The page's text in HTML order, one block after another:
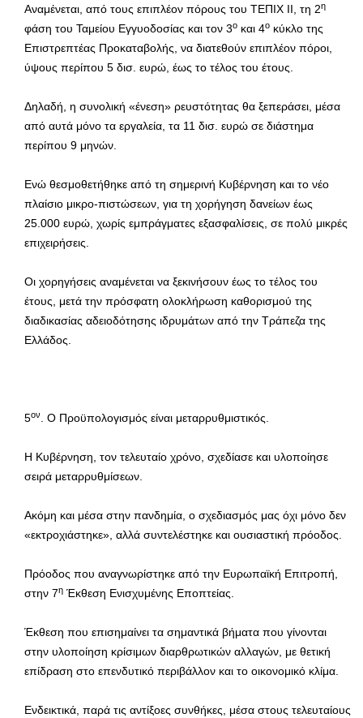
Αναμένεται, από τους επιπλέον πόρους του ΤΕΠΙΧ ΙΙ, τη 2η
φάση του Ταμείου Εγγυοδοσίας και τον 3ο και 4ο κύκλο της
Επιστρεπτέας Προκαταβολής, να διατεθούν επιπλέον πόροι,
ύψους περίπου 5 δισ. ευρώ, έως το τέλος του έτους.
Δηλαδή, η συνολική «ένεση» ρευστότητας θα ξεπεράσει, μέσα
από αυτά μόνο τα εργαλεία, τα 11 δισ. ευρώ σε διάστημα
περίπου 9 μηνών.
Ενώ θεσμοθετήθηκε από τη σημερινή Κυβέρνηση και το νέο
πλαίσιο μικρο-πιστώσεων, για τη χορήγηση δανείων έως
25.000 ευρώ, χωρίς εμπράγματες εξασφαλίσεις, σε πολύ μικρές
επιχειρήσεις.
Οι χορηγήσεις αναμένεται να ξεκινήσουν έως το τέλος του
έτους, μετά την πρόσφατη ολοκλήρωση καθορισμού της
διαδικασίας αδειοδότησης ιδρυμάτων από την Τράπεζα της
Ελλάδος.
5ον. Ο Προϋπολογισμός είναι μεταρρυθμιστικός.
Η Κυβέρνηση, τον τελευταίο χρόνο, σχεδίασε και υλοποίησε
σειρά μεταρρυθμίσεων.
Ακόμη και μέσα στην πανδημία, ο σχεδιασμός μας όχι μόνο δεν
«εκτροχιάστηκε», αλλά συντελέστηκε και ουσιαστική πρόοδος.
Πρόοδος που αναγνωρίστηκε από την Ευρωπαϊκή Επιτροπή,
στην 7η Έκθεση Ενισχυμένης Εποπτείας.
Έκθεση που επισημαίνει τα σημαντικά βήματα που γίνονται
στην υλοποίηση κρίσιμων διαρθρωτικών αλλαγών, με θετική
επίδραση στο επενδυτικό περιβάλλον και το οικονομικό κλίμα.
Ενδεικτικά, παρά τις αντίξοες συνθήκες, μέσα στους τελευταίους